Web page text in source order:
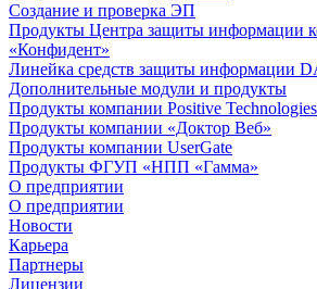
Создание и проверка ЭП
Продукты Центра защиты информации
«Конфидент»
Линейка средств защиты информации
Дополнительные модули и продукты
Продукты компании Positive Technologies
Продукты компании «Доктор Веб»
Продукты компании UserGate
Продукты ФГУП «НПП «Гамма»
О предприятии
О предприятии
Новости
Карьера
Партнеры
Лицензии